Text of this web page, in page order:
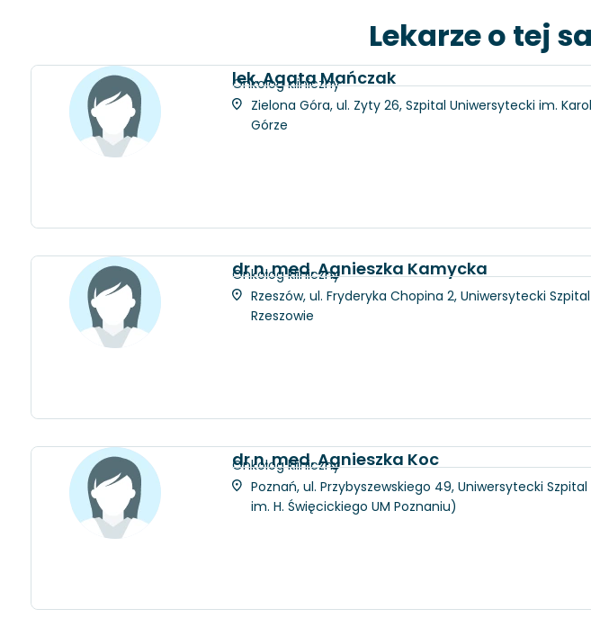
Lekarze o tej
lek. Agata Mańczak
Onkolog kliniczny
Zielona Góra, ul. Zyty 26, Szpital Uniwersytecki im.
Górze
dr n. med. Agnieszka Kamycka
Onkolog kliniczny
Rzeszów, ul. Fryderyka Chopina 2, Uniwersytecki
Rzeszowie
dr n. med. Agnieszka Koc
Onkolog kliniczny
Poznań, ul. Przybyszewskiego 49, Uniwersytecki
im. H. Święcickiego UM Poznaniu)